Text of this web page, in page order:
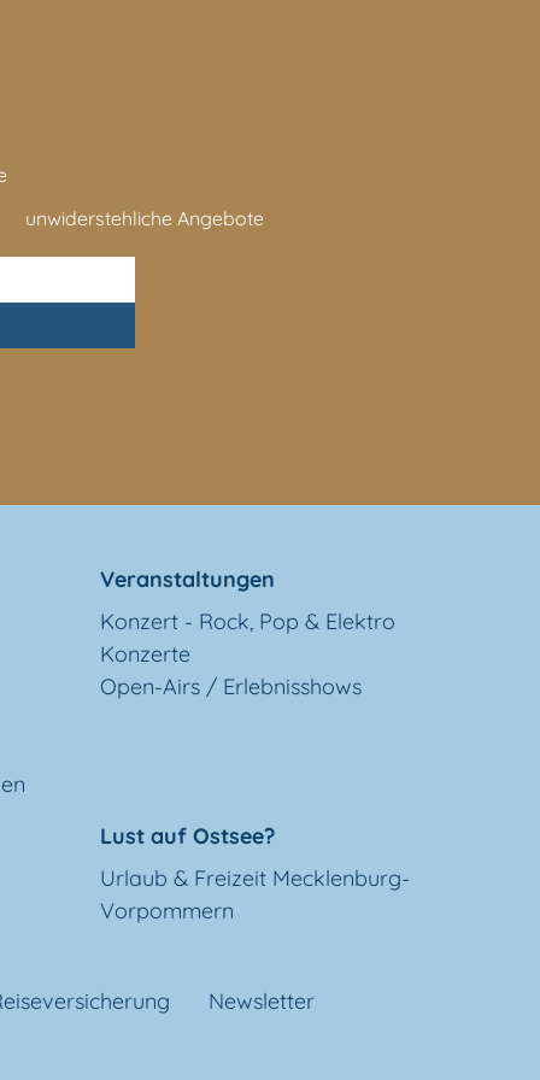
unwiderstehliche Angebote
Veranstaltungen
Konzert - Rock, Pop & Elektro
Konzerte
Open-Airs / Erlebnisshows
Lust auf Ostsee?
Urlaub & Freizeit Mecklenburg-
Vorpommern
Newsletter